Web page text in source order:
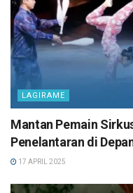
LAGIRAME
Mantan Pemain
Penelantaran di
17 APRIL 2025